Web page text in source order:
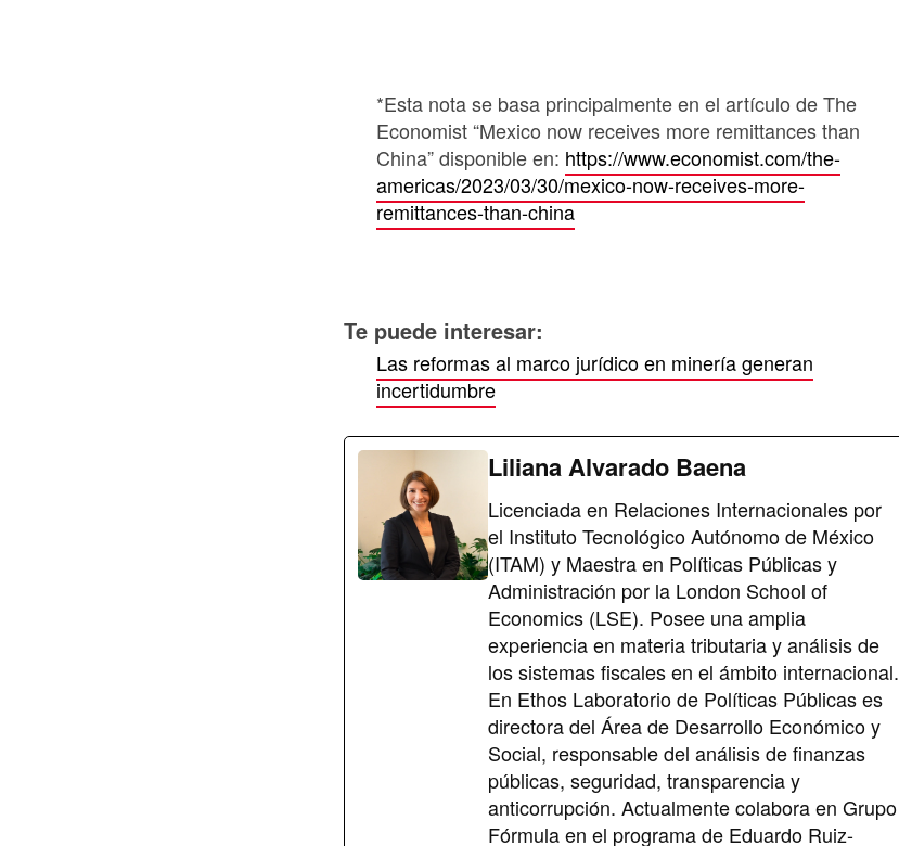
*Esta nota se basa principalmente en el artículo de The
Economist “Mexico now receives more remittances than
China” disponible en: https://www.economist.com/the-
americas/2023/03/30/mexico-now-receives-more-
remittances-than-china
Te puede interesar:
Las reformas al marco jurídico en minería generan
incertidumbre
Liliana Alvarado Baena
Licenciada en Relaciones Internacionales por
el Instituto Tecnológico Autónomo de México
(ITAM) y Maestra en Políticas Públicas y
Administración por la London School of
Economics (LSE). Posee una amplia
experiencia en materia tributaria y análisis de
los sistemas fiscales en el ámbito internacional.
En Ethos Laboratorio de Políticas Públicas es
directora del Área de Desarrollo Económico y
Social, responsable del análisis de finanzas
públicas, seguridad, transparencia y
anticorrupción. Actualmente colabora en Grupo
Fórmula en el programa de Eduardo Ruiz-